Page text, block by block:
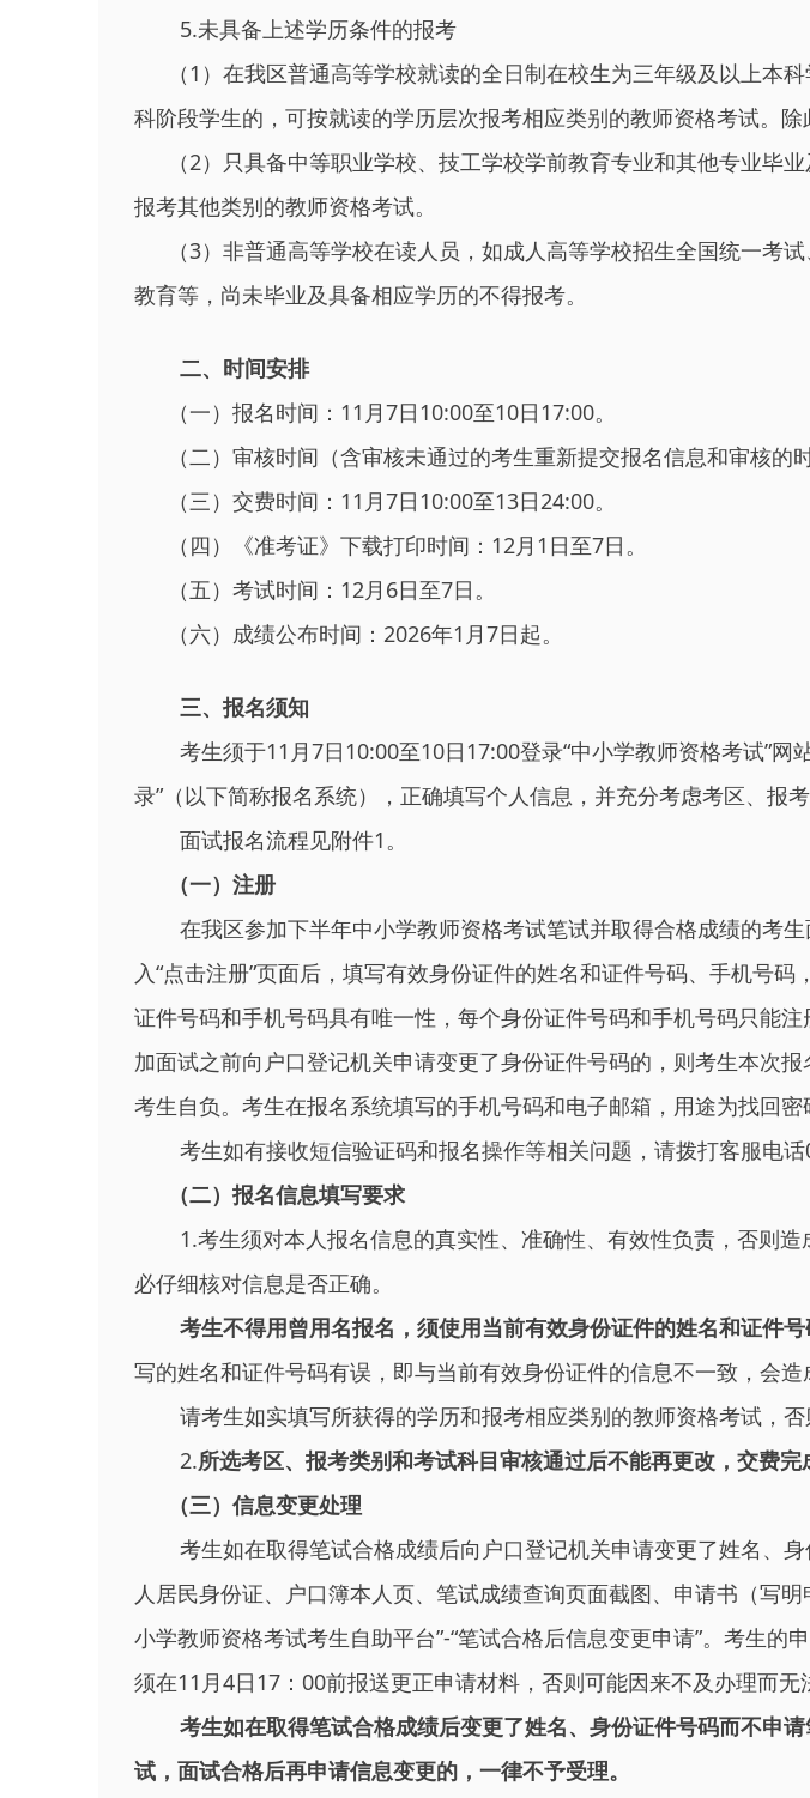
5.未具备上述学历条件的报考
（1）在我区普通高等学校就读的全日制在校生为三年级及以上本
科阶段学生的，可按就读的学历层次报考相应类别的教师资格考试。除
（2）只具备中等职业学校、技工学校学前教育专业和其他专业
报考其他类别的教师资格考试。
（3）非普通高等学校在读人员，如成人高等学校招生全国统一
教育等，尚未毕业及具备相应学历的不得报考。
二、时间安排
（一）报名时间：11月7日10:00至10日17:00。
（二）审核时间（含审核未通过的考生重新提交报名信息和审核的
（三）交费时间：11月7日10:00至13日24:00。
（四）《准考证》下载打印时间：12月1日至7日。
（五）考试时间：12月6日至7日。
（六）成绩公布时间：2026年1月7日起。
三、报名须知
考生须于11月7日10:00至10日17:00登录“中小学教师资格考试
录”（以下简称报名系统），正确填写个人信息，并充分考虑考区、报
面试报名流程见附件1。
（一）注册
在我区参加下半年中小学教师资格考试笔试并取得合格成绩的考
入“点击注册”页面后，填写有效身份证件的姓名和证件号码、手机号
证件号码和手机号码具有唯一性，每个身份证件号码和手机号码只能
加面试之前向户口登记机关申请变更了身份证件号码的，则考生本次
考生自负。考生在报名系统填写的手机号码和电子邮箱，用途为找回
考生如有接收短信验证码和报名操作等相关问题，请拨打客服电话
（二）报名信息填写要求
1.考生须对本人报名信息的真实性、准确性、有效性负责，否则
必仔细核对信息是否正确。
考生不得用曾用名报名，须使用当前有效身份证件的姓名和证件
写的姓名和证件号码有误，即与当前有效身份证件的信息不一致，会
请考生如实填写所获得的学历和报考相应类别的教师资格考试，
2.所选考区、报考类别和考试科目审核通过后不能再更改，交费
（三）信息变更处理
考生如在取得笔试合格成绩后向户口登记机关申请变更了姓名、
人居民身份证、户口簿本人页、笔试成绩查询页面截图、申请书（写
小学教师资格考试考生自助平台”-“笔试合格后信息变更申请”。考生
须在11月4日17：00前报送更正申请材料，否则可能因来不及办理而无
考生如在取得笔试合格成绩后变更了姓名、身份证件号码而不申
试，面试合格后再申请信息变更的，一律不予受理。